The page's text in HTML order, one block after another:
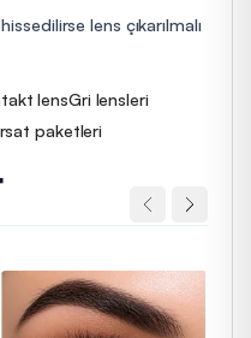
lens çıkarılmalı
lensGri lensleri
paketleri